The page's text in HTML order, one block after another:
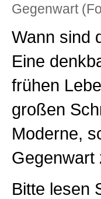
Gegenwart
Wann sind
Eine
frühen
großen
Moderne,
Gegenwart
Bitte lesen